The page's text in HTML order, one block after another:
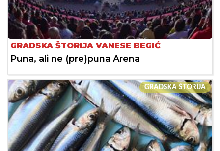
GRADSKA ŠTORIJA VANESE BEGIĆ
Puna, ali ne (pre)puna Arena
GRADSKA ŠTORIJA